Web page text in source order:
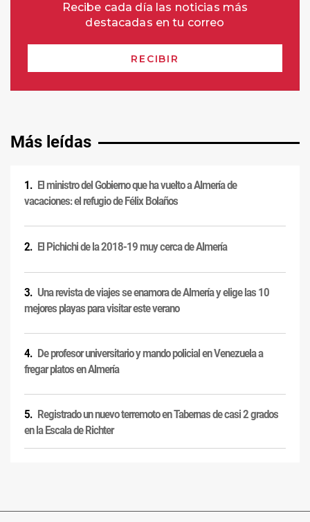
Más leídas
El ministro del Gobierno que ha vuelto a Almería de
vacaciones: el refugio de Félix Bolaños
El Pichichi de la 2018-19 muy cerca de Almería
Una revista de viajes se enamora de Almería y elige las 10
mejores playas para visitar este verano
De profesor universitario y mando policial en Venezuela a
fregar platos en Almería
Registrado un nuevo terremoto en Tabernas de casi 2 grados
en la Escala de Richter